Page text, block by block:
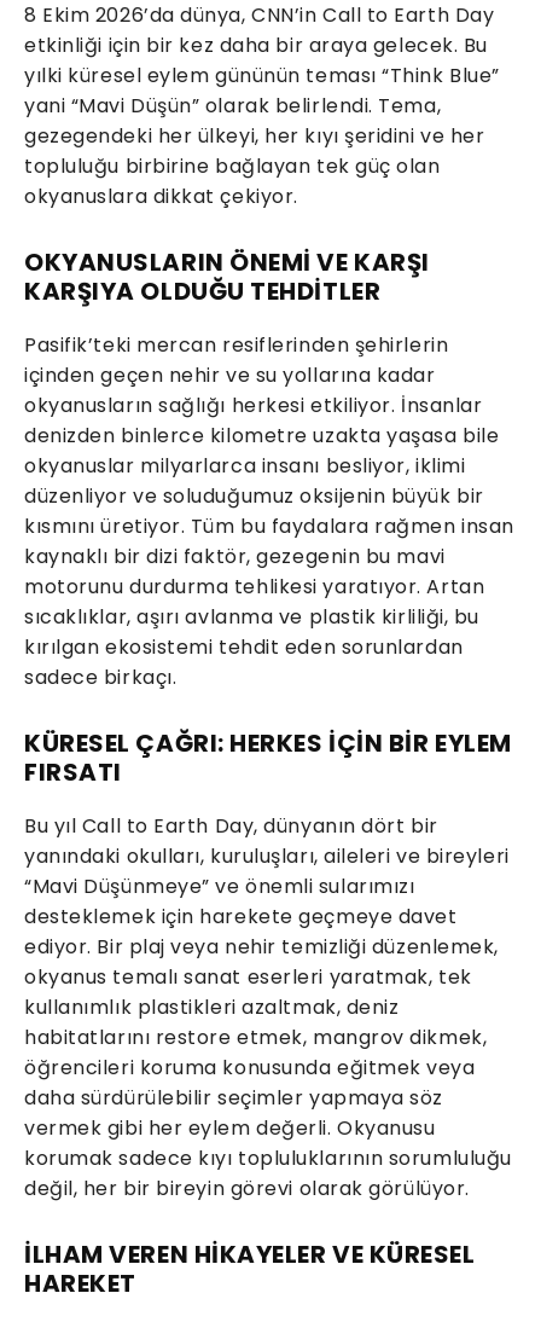
8 Ekim 2026’da dünya, CNN’in Call to Earth Day
etkinliği için bir kez daha bir araya gelecek. Bu
yılki küresel eylem gününün teması “Think Blue”
yani “Mavi Düşün” olarak belirlendi. Tema,
gezegendeki her ülkeyi, her kıyı şeridini ve her
topluluğu birbirine bağlayan tek güç olan
okyanuslara dikkat çekiyor.
OKYANUSLARIN ÖNEMİ VE KARŞI
KARŞIYA OLDUĞU TEHDİTLER
Pasifik’teki mercan resiflerinden şehirlerin
içinden geçen nehir ve su yollarına kadar
okyanusların sağlığı herkesi etkiliyor. İnsanlar
denizden binlerce kilometre uzakta yaşasa bile
okyanuslar milyarlarca insanı besliyor, iklimi
düzenliyor ve soluduğumuz oksijenin büyük bir
kısmını üretiyor. Tüm bu faydalara rağmen insan
kaynaklı bir dizi faktör, gezegenin bu mavi
motorunu durdurma tehlikesi yaratıyor. Artan
sıcaklıklar, aşırı avlanma ve plastik kirliliği, bu
kırılgan ekosistemi tehdit eden sorunlardan
sadece birkaçı.
KÜRESEL ÇAĞRI: HERKES İÇİN BİR EYLEM
FIRSATI
Bu yıl Call to Earth Day, dünyanın dört bir
yanındaki okulları, kuruluşları, aileleri ve bireyleri
“Mavi Düşünmeye” ve önemli sularımızı
desteklemek için harekete geçmeye davet
ediyor. Bir plaj veya nehir temizliği düzenlemek,
okyanus temalı sanat eserleri yaratmak, tek
kullanımlık plastikleri azaltmak, deniz
habitatlarını restore etmek, mangrov dikmek,
öğrencileri koruma konusunda eğitmek veya
daha sürdürülebilir seçimler yapmaya söz
vermek gibi her eylem değerli. Okyanusu
korumak sadece kıyı topluluklarının sorumluluğu
değil, her bir bireyin görevi olarak görülüyor.
İLHAM VEREN HİKAYELER VE KÜRESEL
HAREKET